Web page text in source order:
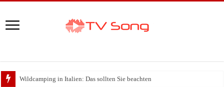
Wildcamping in Italien: Das sollten Sie beachten